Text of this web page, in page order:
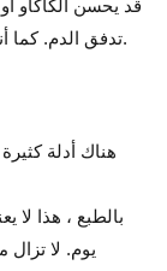
قد يحسن الكاكاو
تدفق الدم. كما أنه يحتوي على منبهات مثل الكافيين والثيوبرومين.
هناك أدلة
بالطبع ، هذا لا
يوم. لا